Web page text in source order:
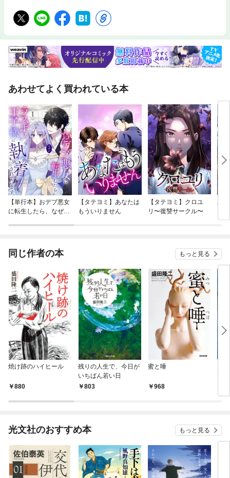
あわせてよく買われている本
【単行本】おデブ悪女
に転生したら、なぜか
【タテヨミ】あなたは
もういりません
【タテヨミ】クロユ
リ〜復讐サークル〜
バ
今
同じ作者の本 もっと見る
焼け跡のハイヒール
880
残りの人生で、今日が
いちばん若い日
803
蜜と唾
968
だ
光文社のおすすめ本 もっと見る